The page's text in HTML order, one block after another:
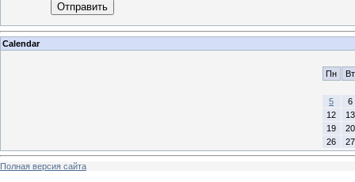
Отправить
Calendar
Пн Вт
5
6
12
13
19
20
26
27
Полная версия сайта